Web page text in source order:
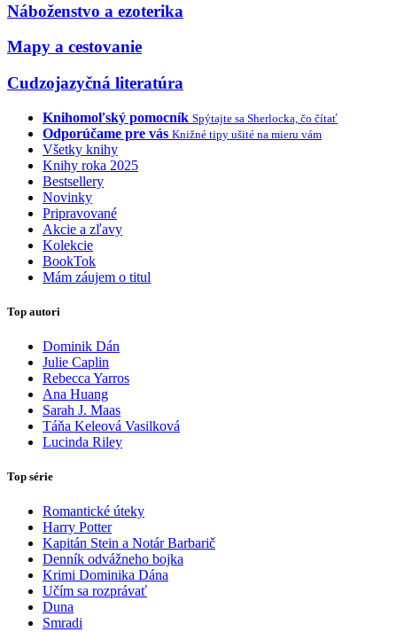
Náboženstvo a ezoterika
Mapy a cestovanie
Cudzojazyčná literatúra
Knihomoľský pomocník Spýtajte sa Sherlocka, čo čítať
Odporúčame pre vás Knižné tipy ušité na mieru vám
Všetky knihy
Knihy roka 2025
Bestsellery
Novinky
Pripravované
Akcie a zľavy
Kolekcie
BookTok
Mám záujem o titul
Top autori
Dominik Dán
Julie Caplin
Rebecca Yarros
Ana Huang
Sarah J. Maas
Táňa Keleová Vasilková
Lucinda Riley
Top série
Romantické úteky
Harry Potter
Kapitán Stein a Notár Barbarič
Denník odvážneho bojka
Krimi Dominika Dána
Učím sa rozprávať
Duna
Smradi